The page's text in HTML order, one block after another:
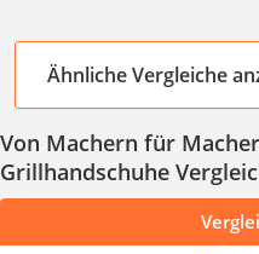
Ähnliche Vergleiche
Von Machern für
Grillhandschuhe